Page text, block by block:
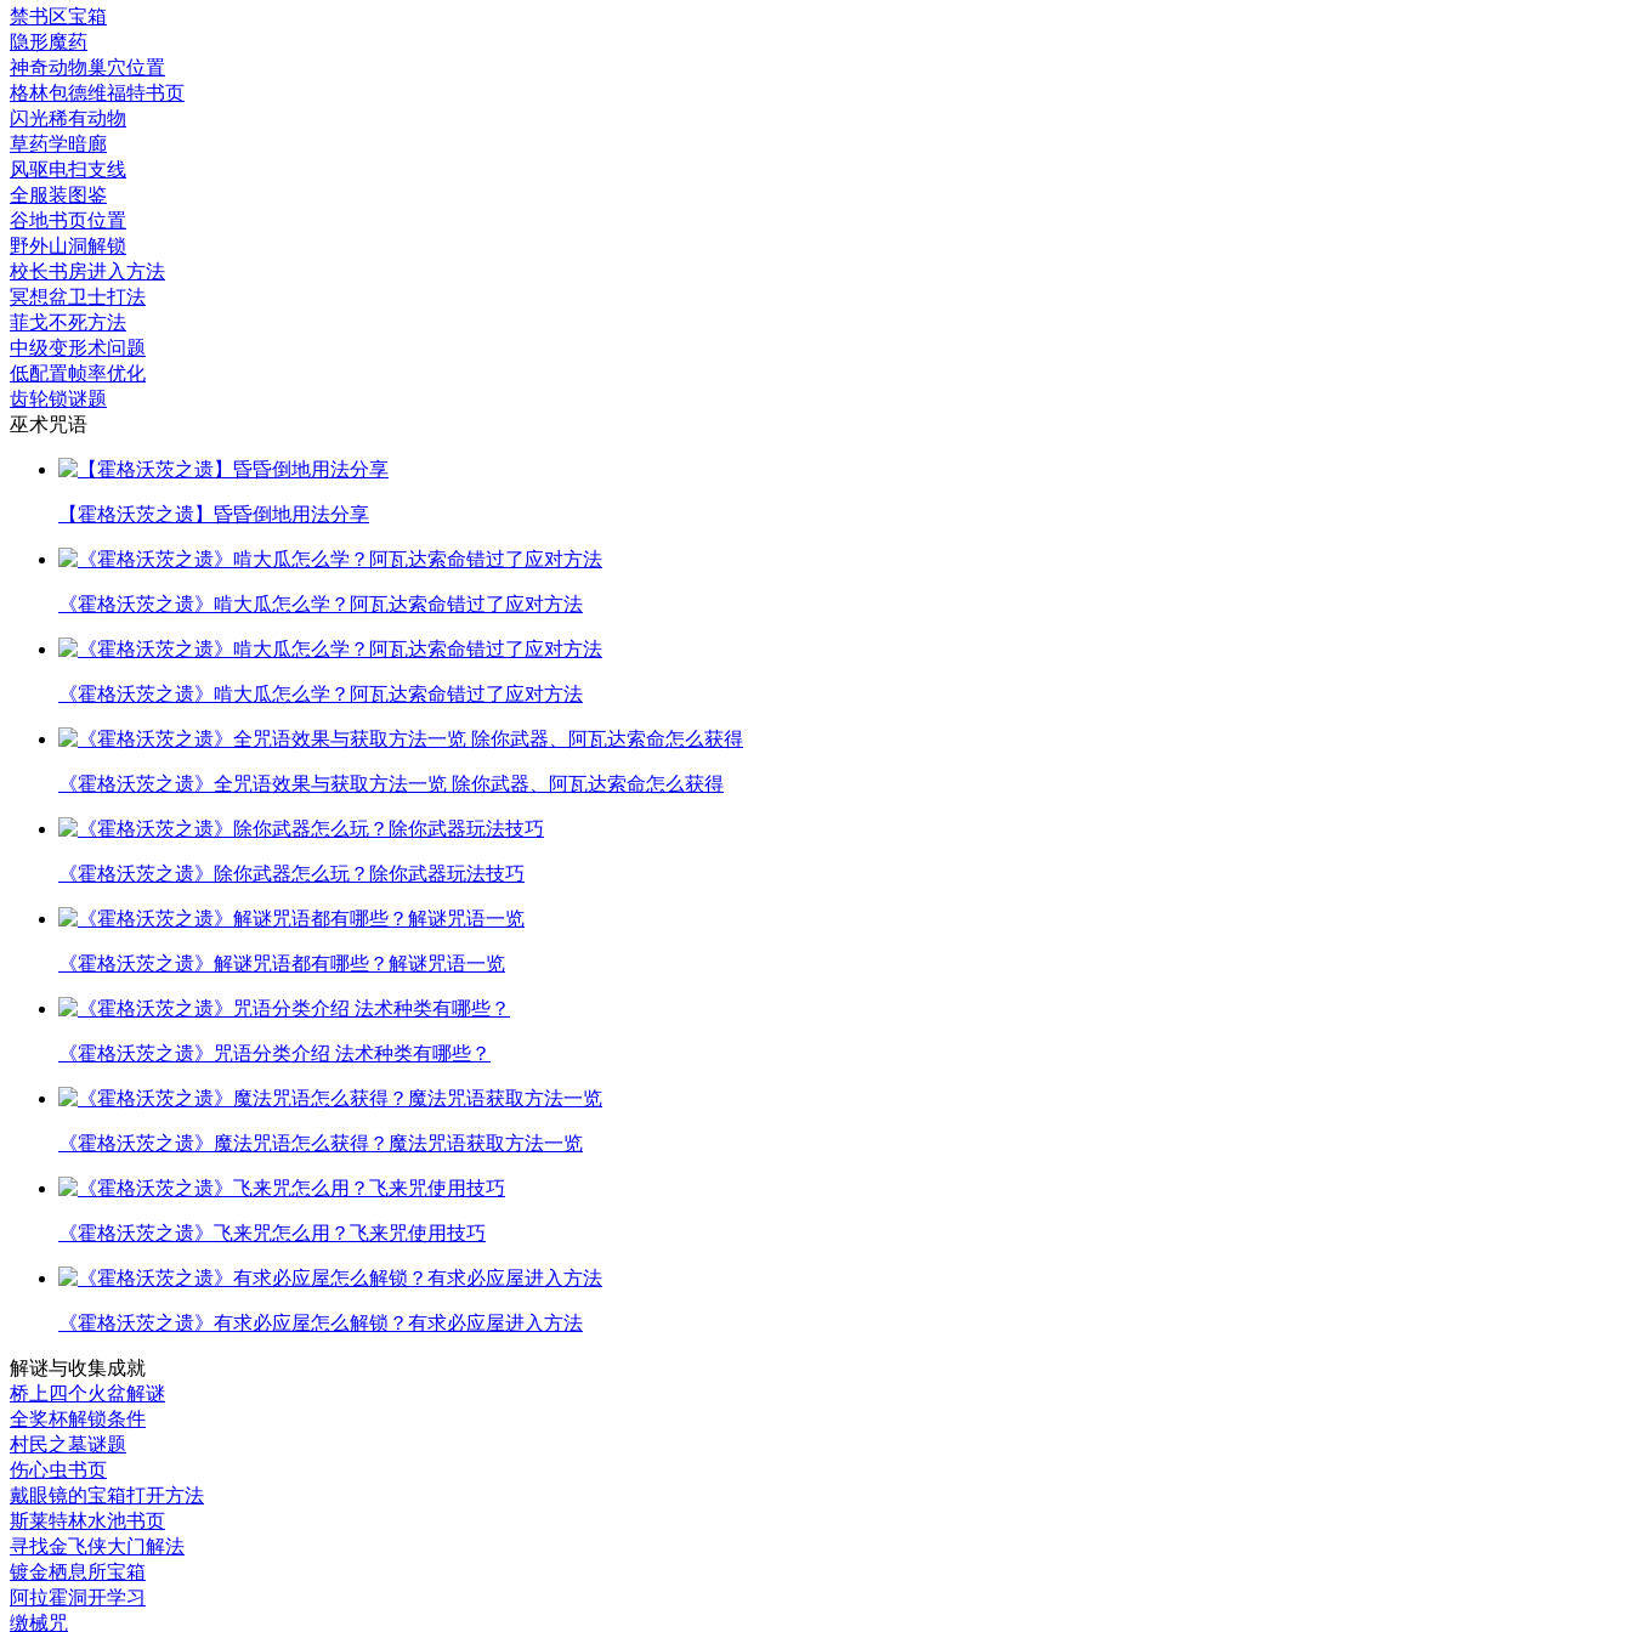
禁书区宝箱
隐形魔药
神奇动物巢穴位置
格林包德维福特书页
闪光稀有动物
草药学暗廊
风驱电扫支线
全服装图鉴
谷地书页位置
野外山洞解锁
校长书房进入方法
冥想盆卫士打法
菲戈不死方法
中级变形术问题
低配置帧率优化
齿轮锁谜题
巫术咒语
【霍格沃茨之遗】昏昏倒地用法分享
《霍格沃茨之遗》啃大瓜怎么学？阿瓦达索命错过了应对方法
《霍格沃茨之遗》啃大瓜怎么学？阿瓦达索命错过了应对方法
《霍格沃茨之遗》全咒语效果与获取方法一览 除你武器、阿瓦达索命怎么获得
《霍格沃茨之遗》除你武器怎么玩？除你武器玩法技巧
《霍格沃茨之遗》解谜咒语都有哪些？解谜咒语一览
《霍格沃茨之遗》咒语分类介绍 法术种类有哪些？
《霍格沃茨之遗》魔法咒语怎么获得？魔法咒语获取方法一览
《霍格沃茨之遗》飞来咒怎么用？飞来咒使用技巧
《霍格沃茨之遗》有求必应屋怎么解锁？有求必应屋进入方法
解谜与收集成就
桥上四个火盆解谜
全奖杯解锁条件
村民之墓谜题
伤心虫书页
戴眼镜的宝箱打开方法
斯莱特林水池书页
寻找金飞侠大门解法
镀金栖息所宝箱
阿拉霍洞开学习
缴械咒